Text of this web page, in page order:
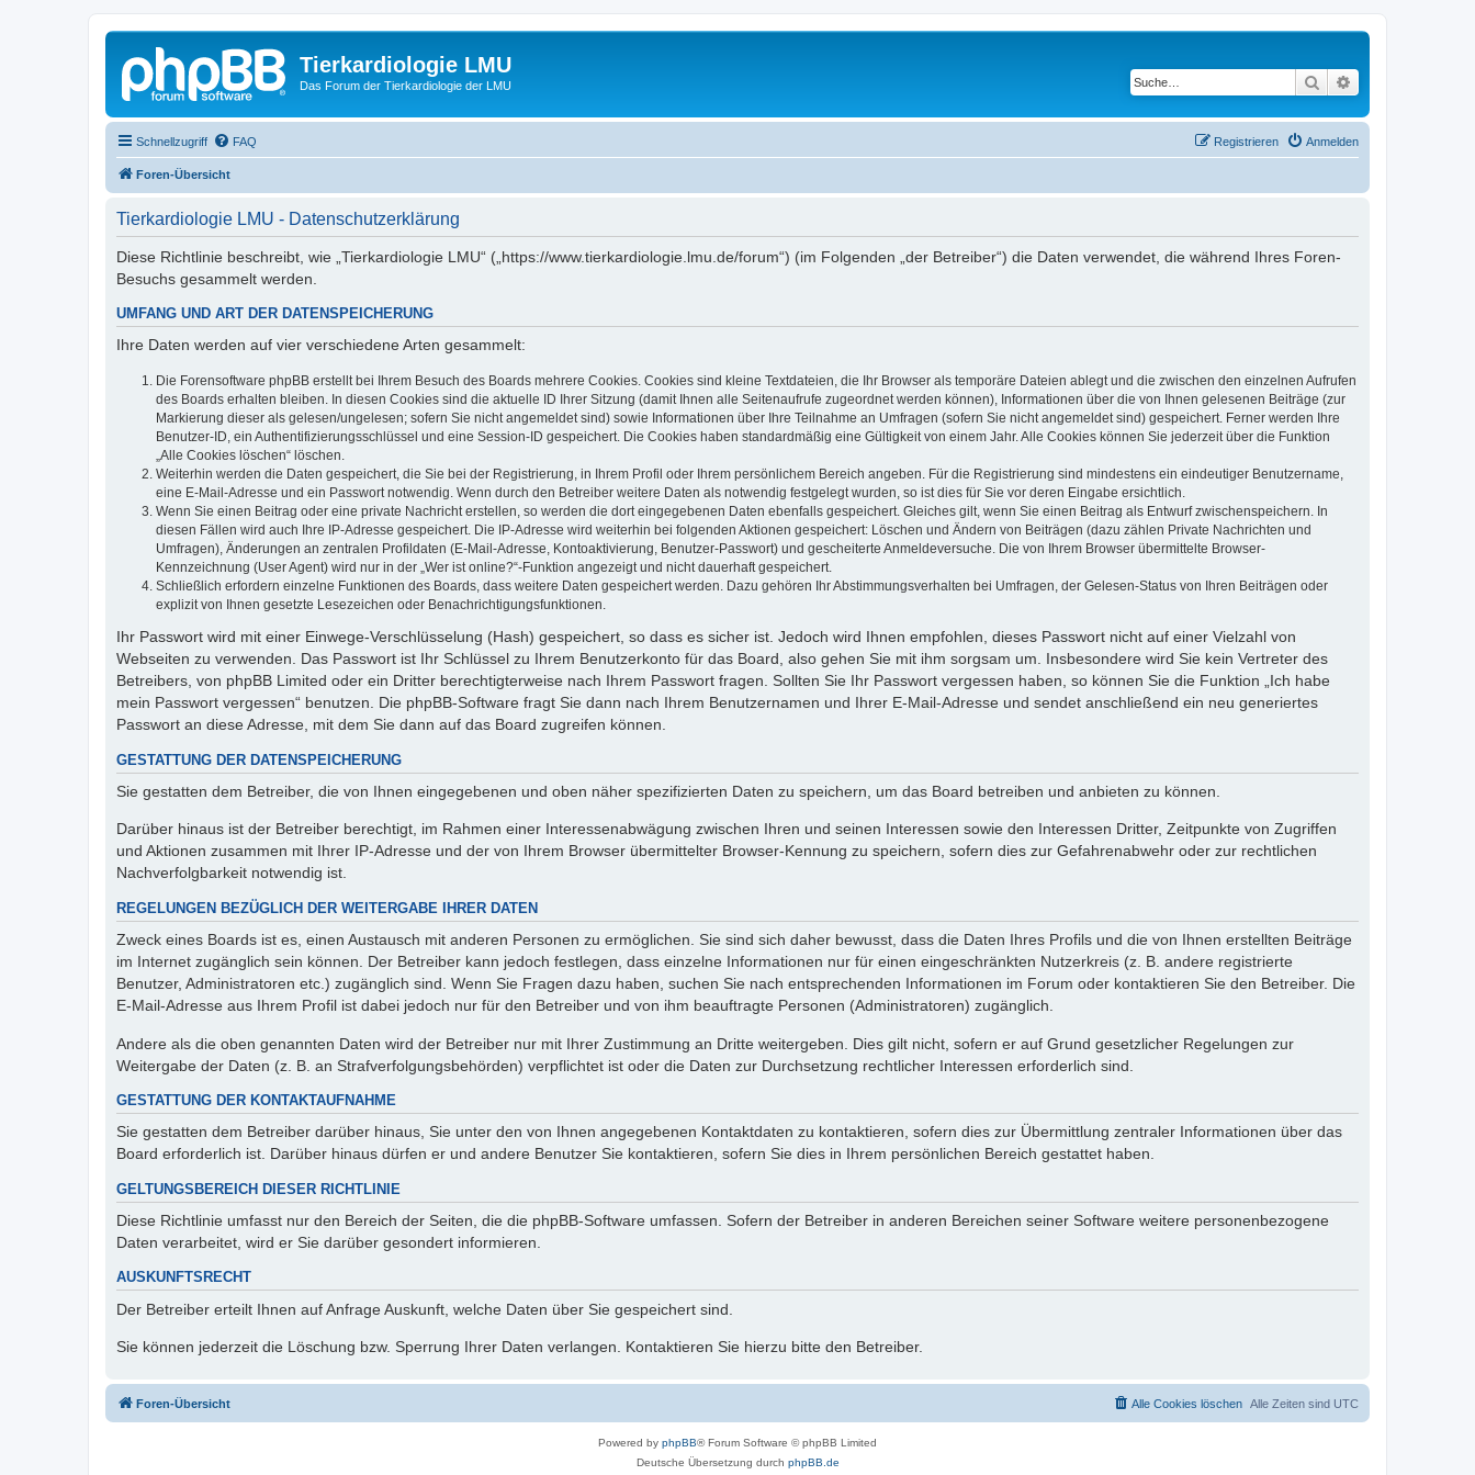
Tierkardiologie LMU
Das Forum der Tierkardiologie der LMU Suche
Schnellzugriff FAQ Anmelden
Registrieren
Foren-Übersicht
Tierkardiologie LMU - Datenschutzerklärung
Diese Richtlinie beschreibt, wie „Tierkardiologie LMU“ („https://www.tierkardiologie.lmu.de/forum“) (im Folgenden „der Betreiber“) die Daten verwendet, die während Ihres Foren-
Besuchs gesammelt werden.
UMFANG UND ART DER DATENSPEICHERUNG
Ihre Daten werden auf vier verschiedene Arten gesammelt:
Die Forensoftware phpBB erstellt bei Ihrem Besuch des Boards mehrere Cookies. Cookies sind kleine Textdateien, die Ihr Browser als temporäre Dateien ablegt und die zwischen den einzelnen Aufrufen
des Boards erhalten bleiben. In diesen Cookies sind die aktuelle ID Ihrer Sitzung (damit Ihnen alle Seitenaufrufe zugeordnet werden können), Informationen über die von Ihnen gelesenen Beiträge (zur
Markierung dieser als gelesen/ungelesen; sofern Sie nicht angemeldet sind) sowie Informationen über Ihre Teilnahme an Umfragen (sofern Sie nicht angemeldet sind) gespeichert. Ferner werden Ihre
Benutzer-ID, ein Authentifizierungsschlüssel und eine Session-ID gespeichert. Die Cookies haben standardmäßig eine Gültigkeit von einem Jahr. Alle Cookies können Sie jederzeit über die Funktion
„Alle Cookies löschen“ löschen.
Weiterhin werden die Daten gespeichert, die Sie bei der Registrierung, in Ihrem Profil oder Ihrem persönlichem Bereich angeben. Für die Registrierung sind mindestens ein eindeutiger Benutzername,
eine E-Mail-Adresse und ein Passwort notwendig. Wenn durch den Betreiber weitere Daten als notwendig festgelegt wurden, so ist dies für Sie vor deren Eingabe ersichtlich.
Wenn Sie einen Beitrag oder eine private Nachricht erstellen, so werden die dort eingegebenen Daten ebenfalls gespeichert. Gleiches gilt, wenn Sie einen Beitrag als Entwurf zwischenspeichern. In
diesen Fällen wird auch Ihre IP-Adresse gespeichert. Die IP-Adresse wird weiterhin bei folgenden Aktionen gespeichert: Löschen und Ändern von Beiträgen (dazu zählen Private Nachrichten und
Umfragen), Änderungen an zentralen Profildaten (E-Mail-Adresse, Kontoaktivierung, Benutzer-Passwort) und gescheiterte Anmeldeversuche. Die von Ihrem Browser übermittelte Browser-
Kennzeichnung (User Agent) wird nur in der „Wer ist online?“-Funktion angezeigt und nicht dauerhaft gespeichert.
Schließlich erfordern einzelne Funktionen des Boards, dass weitere Daten gespeichert werden. Dazu gehören Ihr Abstimmungsverhalten bei Umfragen, der Gelesen-Status von Ihren Beiträgen oder
explizit von Ihnen gesetzte Lesezeichen oder Benachrichtigungsfunktionen.
Ihr Passwort wird mit einer Einwege-Verschlüsselung (Hash) gespeichert, so dass es sicher ist. Jedoch wird Ihnen empfohlen, dieses Passwort nicht auf einer Vielzahl von
Webseiten zu verwenden. Das Passwort ist Ihr Schlüssel zu Ihrem Benutzerkonto für das Board, also gehen Sie mit ihm sorgsam um. Insbesondere wird Sie kein Vertreter des
Betreibers, von phpBB Limited oder ein Dritter berechtigterweise nach Ihrem Passwort fragen. Sollten Sie Ihr Passwort vergessen haben, so können Sie die Funktion „Ich habe
mein Passwort vergessen“ benutzen. Die phpBB-Software fragt Sie dann nach Ihrem Benutzernamen und Ihrer E-Mail-Adresse und sendet anschließend ein neu generiertes
Passwort an diese Adresse, mit dem Sie dann auf das Board zugreifen können.
GESTATTUNG DER DATENSPEICHERUNG
Sie gestatten dem Betreiber, die von Ihnen eingegebenen und oben näher spezifizierten Daten zu speichern, um das Board betreiben und anbieten zu können.
Darüber hinaus ist der Betreiber berechtigt, im Rahmen einer Interessenabwägung zwischen Ihren und seinen Interessen sowie den Interessen Dritter, Zeitpunkte von Zugriffen
und Aktionen zusammen mit Ihrer IP-Adresse und der von Ihrem Browser übermittelter Browser-Kennung zu speichern, sofern dies zur Gefahrenabwehr oder zur rechtlichen
Nachverfolgbarkeit notwendig ist.
REGELUNGEN BEZÜGLICH DER WEITERGABE IHRER DATEN
Zweck eines Boards ist es, einen Austausch mit anderen Personen zu ermöglichen. Sie sind sich daher bewusst, dass die Daten Ihres Profils und die von Ihnen erstellten Beiträge
im Internet zugänglich sein können. Der Betreiber kann jedoch festlegen, dass einzelne Informationen nur für einen eingeschränkten Nutzerkreis (z. B. andere registrierte
Benutzer, Administratoren etc.) zugänglich sind. Wenn Sie Fragen dazu haben, suchen Sie nach entsprechenden Informationen im Forum oder kontaktieren Sie den Betreiber. Die
E-Mail-Adresse aus Ihrem Profil ist dabei jedoch nur für den Betreiber und von ihm beauftragte Personen (Administratoren) zugänglich.
Andere als die oben genannten Daten wird der Betreiber nur mit Ihrer Zustimmung an Dritte weitergeben. Dies gilt nicht, sofern er auf Grund gesetzlicher Regelungen zur
Weitergabe der Daten (z. B. an Strafverfolgungsbehörden) verpflichtet ist oder die Daten zur Durchsetzung rechtlicher Interessen erforderlich sind.
GESTATTUNG DER KONTAKTAUFNAHME
Sie gestatten dem Betreiber darüber hinaus, Sie unter den von Ihnen angegebenen Kontaktdaten zu kontaktieren, sofern dies zur Übermittlung zentraler Informationen über das
Board erforderlich ist. Darüber hinaus dürfen er und andere Benutzer Sie kontaktieren, sofern Sie dies in Ihrem persönlichen Bereich gestattet haben.
GELTUNGSBEREICH DIESER RICHTLINIE
Diese Richtlinie umfasst nur den Bereich der Seiten, die die phpBB-Software umfassen. Sofern der Betreiber in anderen Bereichen seiner Software weitere personenbezogene
Daten verarbeitet, wird er Sie darüber gesondert informieren.
AUSKUNFTSRECHT
Der Betreiber erteilt Ihnen auf Anfrage Auskunft, welche Daten über Sie gespeichert sind.
Sie können jederzeit die Löschung bzw. Sperrung Ihrer Daten verlangen. Kontaktieren Sie hierzu bitte den Betreiber.
Foren-Übersicht Alle Zeiten sind UTC
Alle Cookies löschen
Powered by phpBB® Forum Software © phpBB Limited
Deutsche Übersetzung durch phpBB.de